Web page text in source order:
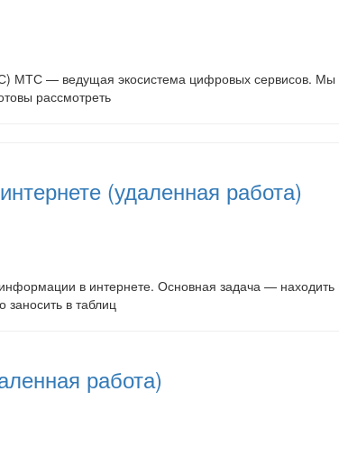
МТС — ведущая экосистема цифровых сервисов.
рассмотреть
(удаленная работа)
в интернете. Основная задача —
заносить в таблиц
работа)